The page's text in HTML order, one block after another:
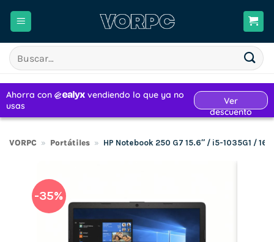
Buscar
por:
VORPC » Portátiles » HP Notebook 250 G7 15.6″ / i5-1035G1 /
-35%